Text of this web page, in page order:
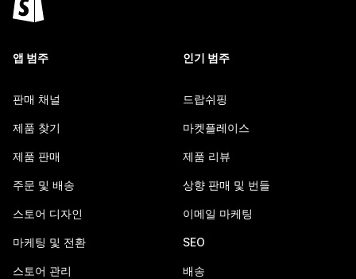
앱 범주
판매 채널
제품 찾기
제품 판매
주문 및 배송
스토어 디자인
마케팅 및 전환
스토어 관리
인기 범주
드랍쉬핑
마켓플레이스
제품 리뷰
상향 판매 및 번들
이메일 마케팅
SEO
배송